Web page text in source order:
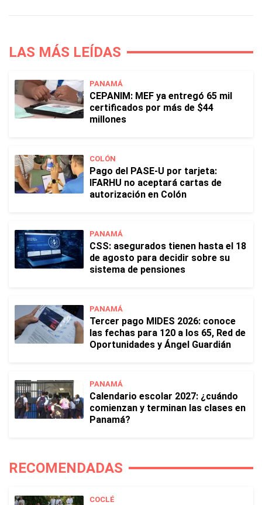
LAS MÁS LEÍDAS
PANAMÁ
CEPANIM: MEF ya entregó 65 mil
certificados por más de $44
millones
COLÓN
Pago del PASE-U por tarjeta:
IFARHU no aceptará cartas de
autorización en Colón
PANAMÁ
CSS: asegurados tienen hasta el 18
de agosto para decidir sobre su
sistema de pensiones
PANAMÁ
Tercer pago MIDES 2026: conoce
las fechas para 120 a los 65, Red de
Oportunidades y Ángel Guardián
PANAMÁ
Calendario escolar 2027: ¿cuándo
comienzan y terminan las clases en
Panamá?
RECOMENDADAS
COCLÉ